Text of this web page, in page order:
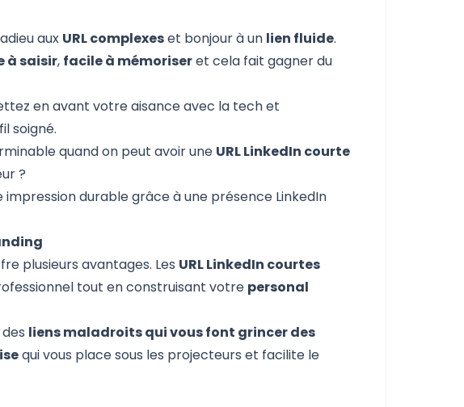
aux URL complexeset bonjour à un lien fluide.
à saisir, facile à mémoriseret cela fait gagner du
en avant votre aisance avec la tech et
soigné.
quand on peut avoir une URL LinkedIn courte
?
impression durable grâce à une présence LinkedIn
plusieurs avantages. Les URL LinkedIn courtes
tout en construisant votre personal
liens maladroits qui vous font grincer des
qui vous place sous les projecteurs et facilite le